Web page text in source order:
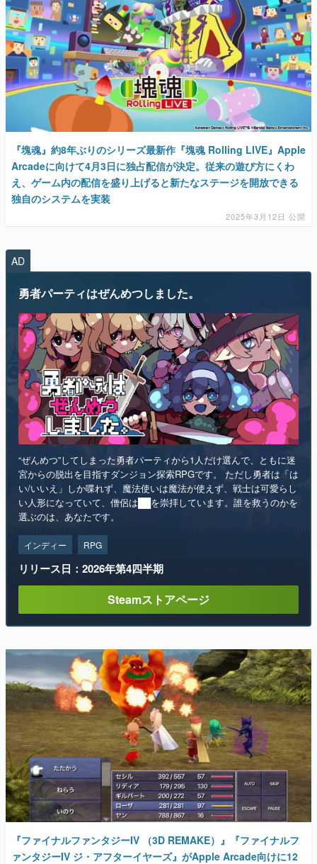
『塊魂』約8年ぶりのシリーズ最新作『塊魂 Rolling LIVE』Apple
Arcadeに向けて4月3日に独占配信が決定。従来の遊び方にくわ
え、ゲーム内の配信を盛り上げると新たなステージを開放できる
独自のシステムを実装
2025年3月12日 公開
AD
勇者パーティはぜんめつしました。
“ぜんめつ”してしまった勇者パーティから1人だけ選んで、ともに迷
宮からの脱出を目指すダンジョン探索RPGです。 ただし勇者は「は
い/いいえ」しか喋れず、魔法使いは魔法が使えず、戦士は可愛らし
い人形になっていて、僧侶は██を崇拝しています。誰を救うのかを
選ぶのは、あなたです。
インディー RPG
リリース日：2026年第4四半期
Steamストアページ
『ファイナルファンタジーIV （3D REMAKE）』『ファイナルフ
ァンタジーIV ジ・アフターイヤーズ』がApple Arcade向けに12